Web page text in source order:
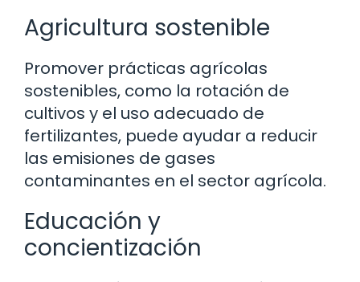
Agricultura sostenible
Promover prácticas agrícolas
sostenibles, como la rotación de
cultivos y el uso adecuado de
fertilizantes, puede ayudar a reducir
las emisiones de gases
contaminantes en el sector agrícola.
Educación y
concientización